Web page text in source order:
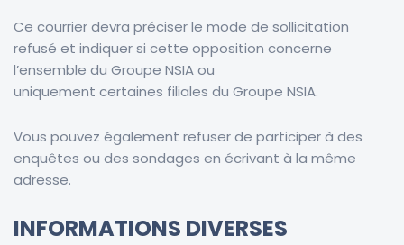
Ce courrier devra préciser le mode de sollicitation
refusé et indiquer si cette opposition concerne
l’ensemble du Groupe NSIAou
uniquement certaines filiales du Groupe NSIA.
Vous pouvez également refuser de participer à des
enquêtes ou des sondages en écrivant à la même
adresse.
INFORMATIONS DIVERSES